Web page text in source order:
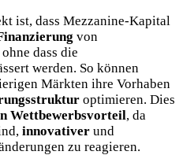
ist, dass Mezzanine-Kapital
von
dass die
werden. So können
Märkten ihre Vorhaben
optimieren. Dies
Wettbewerbsvorteil, da
innovativer und
zu reagieren.